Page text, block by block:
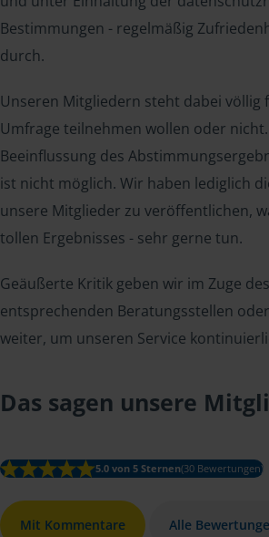
Bestimmungen - regelmäßig
durch.
Unseren Mitgliedern steht dabei völlig
Umfrage teilnehmen wollen oder
Beeinflussung des
ist nicht möglich. Wir haben lediglich
unsere Mitglieder zu veröffentlichen,
tollen Ergebnisses - sehr gerne tun.
Geäußerte Kritik geben wir im Zuge
entsprechenden Beratungsstellen
weiter, um unseren Service
Das sagen unsere
5.0 von 5 Sternen(30 Bewertungen)
Mit Kommentare Alle